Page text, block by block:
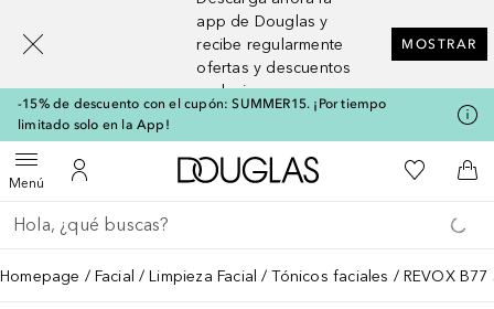
app de Douglas y
recibe regularmente
ofertas y descuentos
exclusivos
MOSTRAR
-15% de descuento con el cupón: SUMMER15. ¡Por tiempo
limitado solo en la App!
MenúAbrir menúMi cuenta
A Douglas HomeMi lista de
A
Regresar
Ejecutar búsqueda
Homepage Facial Limpieza Facial Tónicos faciales REVOX B77
[navigation.slideout.screenreader]